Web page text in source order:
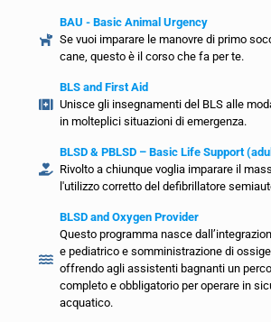
BAU - Basic Animal Urgency
Se vuoi imparare le manovre di primo
cane, questo è il corso che fa per te.
BLS and First Aid
Unisce gli insegnamenti del BLS alle
in molteplici situazioni di emergenza.
BLSD & PBLSD – Basic Life Support
Rivolto a chiunque voglia imparare il
l'utilizzo corretto del defibrillatore
BLSD and Oxygen Provider
Questo programma nasce
e pediatrico e somministrazione di
offrendo agli assistenti bagnanti un
completo e obbligatorio per operare in
acquatico.